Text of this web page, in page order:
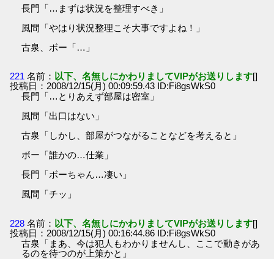
長門「…まずは状況を整理すべき」
風間「やはり状況整理こそ大事ですよね！」
古泉、ボー「…」
221 名前： 以下、名無しにかわりましてVIPがお送りします[]
投稿日：2008/12/15(月) 00:09:59.43 ID:Fi8gsWkS0
長門「…とりあえず部屋は密室」
風間「出口はない」
古泉「しかし、部屋がつながることなどを考えると」
ボー「誰かの…仕業」
長門「ボーちゃん…凄い」
風間「チッ」
228 名前： 以下、名無しにかわりましてVIPがお送りします[]
投稿日：2008/12/15(月) 00:16:44.86 ID:Fi8gsWkS0
古泉「まあ、今は犯人もわかりませんし、ここで動きがあ
るのを待つのが上策かと」